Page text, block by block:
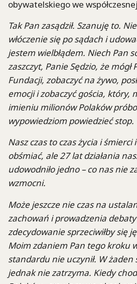
obywatelskiego we
Tak Pan zasądził. Szanuję to.
włóczenie się po sądach i
jestem wielbłądem. Niech Pan
zaszczyt, Panie Sędzio, że mógł
Fundacji, zobaczyć na żywo,
emocji i zobaczyć gościa, który,
imieniu milionów Polaków
wypowiedziom powiedzieć stop.
Nasz czas to czas życia i śmierci
obśmiać, ale 27 lat działania
udowodniło jedno – co nas nie
wzmocni.
Może jeszcze nie czas na
zachowań i prowadzenia
zdecydowanie sprzeciwiłby się
Moim zdaniem Pan tego kroku
standardu nie uczynił. W żaden
jednak nie zatrzyma. Kiedy